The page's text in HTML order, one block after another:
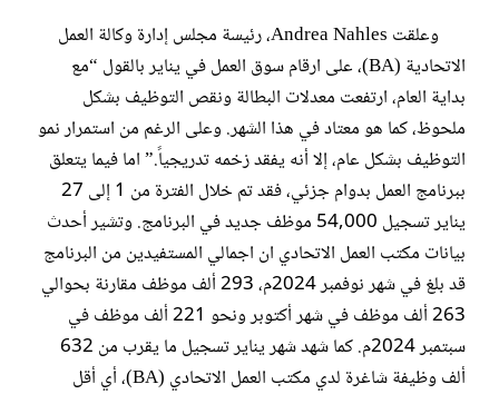
وعلقت Andrea Nahles، رئيسة مجلس إدارة وكالة العمل
الاتحادية (BA)، على ارقام سوق العمل في يناير بالقول “مع
بداية العام، ارتفعت معدلات البطالة ونقص التوظيف بشكل
ملحوظ، كما هو معتاد في هذا الشهر. وعلى الرغم من استمرار نمو
التوظيف بشكل عام، إلا أنه يفقد زخمه تدريجياً.” اما فيما يتعلق
ببرنامج العمل بدوام جزئي، فقد تم خلال الفترة من 1 إلى 27
يناير تسجيل 54,000 موظف جديد في البرنامج. وتشير أحدث
بيانات مكتب العمل الاتحادي ان اجمالي المستفيدين من البرنامج
قد بلغ في شهر نوفمبر 2024م، 293 ألف موظف مقارنة بحوالي
263 ألف موظف في شهر أكتوبر ونحو 221 ألف موظف في
سبتمبر 2024م. كما شهد شهر يناير تسجيل ما يقرب من 632
ألف وظيفة شاغرة لدي مكتب العمل الاتحادي (BA)، أي أقل